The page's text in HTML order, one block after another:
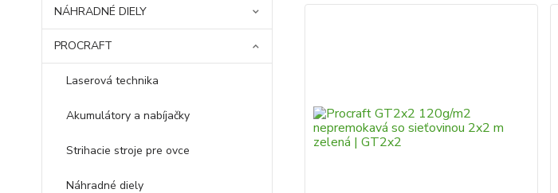
NÁHRADNÉ DIELY
PROCRAFT
Laserová technika
Akumulátory a nabíjačky
Strihacie stroje pre ovce
Náhradné diely